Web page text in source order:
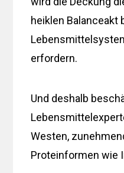
heiklen Balanceakt
erfordern.
Und deshalb
Westen,
Proteinformen wie